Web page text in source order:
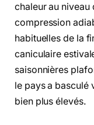
chaleur au niveau
compression
habituelles de la
caniculaire
saisonnières
le pays a basculé
bien plus élevés.